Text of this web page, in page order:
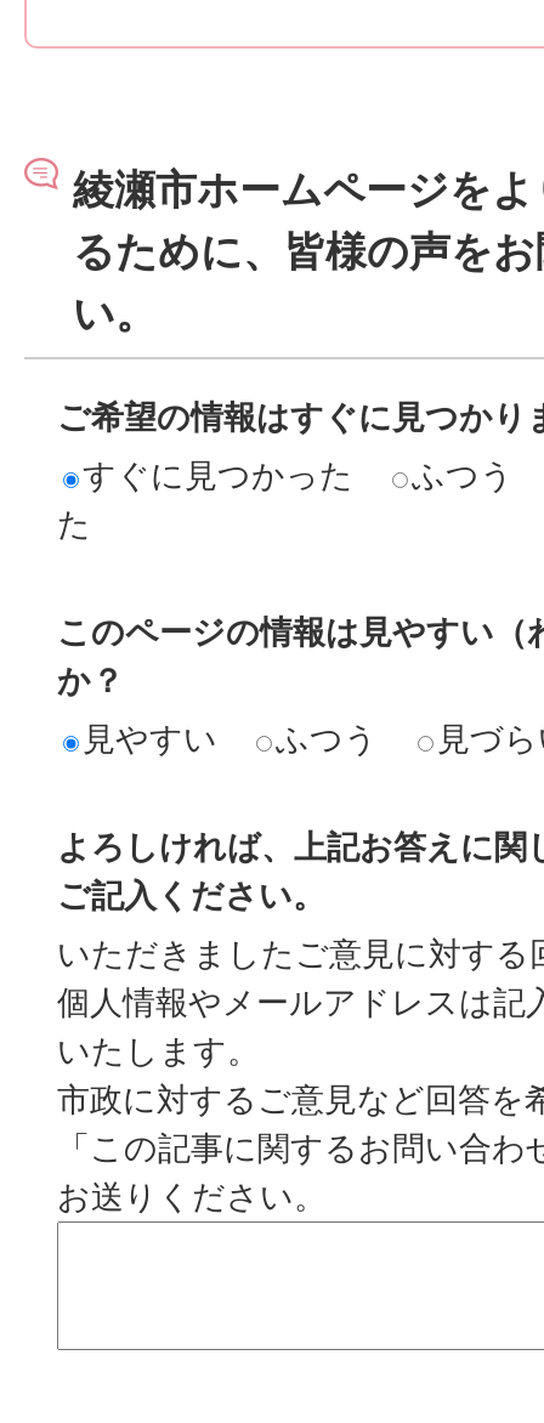
綾瀬市ホームページを
るために、皆様の声を
い。
ご希望の情報はすぐに見つかり
すぐに見つかった
ふつう
た
このページの情報は見やすい
か？
見やすい
ふつう 見づ
よろしければ、上記お答えに関
ご記入ください。
いただきましたご意見に対する
個人情報やメールアドレスは記
いたします。
市政に対するご意見など回答を
「この記事に関するお問い合
お送りください。